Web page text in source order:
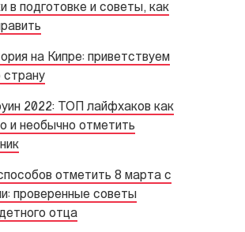
в подготовке и советы, как
на Кипре: приветствуем
страну
2022: ТОП лайфхаков как
и необычно отметить
отметить 8 марта с
проверенные советы
отца